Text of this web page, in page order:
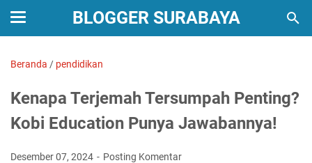
BLOGGER SURABAYA
Beranda / pendidikan
Kenapa Terjemah Tersumpah Penting?
Kobi Education Punya Jawabannya!
Desember 07, 2024 Posting Komentar